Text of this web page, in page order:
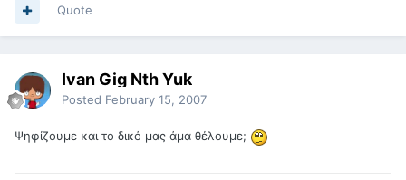
Quote
Ivan Gig Nth Yuk
Posted February 15, 2007
Ψηφίζουμε και το δικό μας άμα θέλουμε;